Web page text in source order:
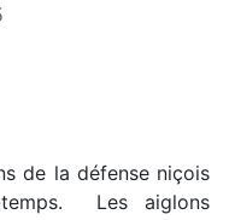
de la défense niçois
Les aiglons